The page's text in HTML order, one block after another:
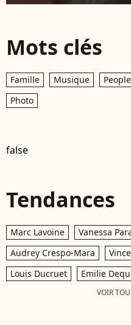
Mots clés
Famille Musique People
Photo
false
Tendances
Marc Lavoine Vanessa
Audrey Crespo-Mara
Louis Ducruet
Emilie
VOIR